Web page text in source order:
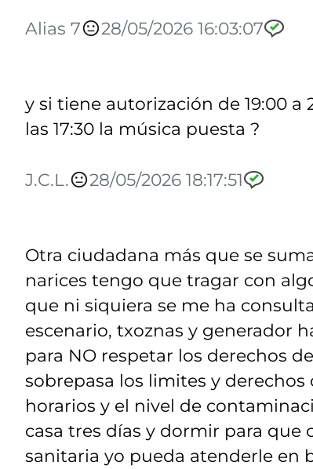
Alias 7 28/05/2026 16:03:07
y si tiene autorización de 19:00
las 17:30 la música puesta ?
J.C.L. 28/05/2026 18:17:51
Otra ciudadana más que se
narices tengo que tragar con
que ni siquiera se me ha
escenario, txoznas y generador
para NO respetar los derechos
sobrepasa los limites y
horarios y el nivel de
casa tres días y dormir para
sanitaria yo pueda atenderle en